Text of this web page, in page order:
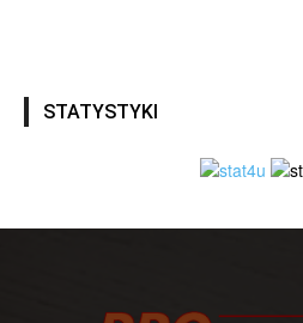
STATYSTYKI